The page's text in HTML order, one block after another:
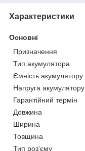
Характеристики
Основні
Призначення
Тип акумулятора
Ємність акумулятору
Напруга акумулятору
Гарантійний термін
Довжина
Ширина
Товщина
Тип роз'єму